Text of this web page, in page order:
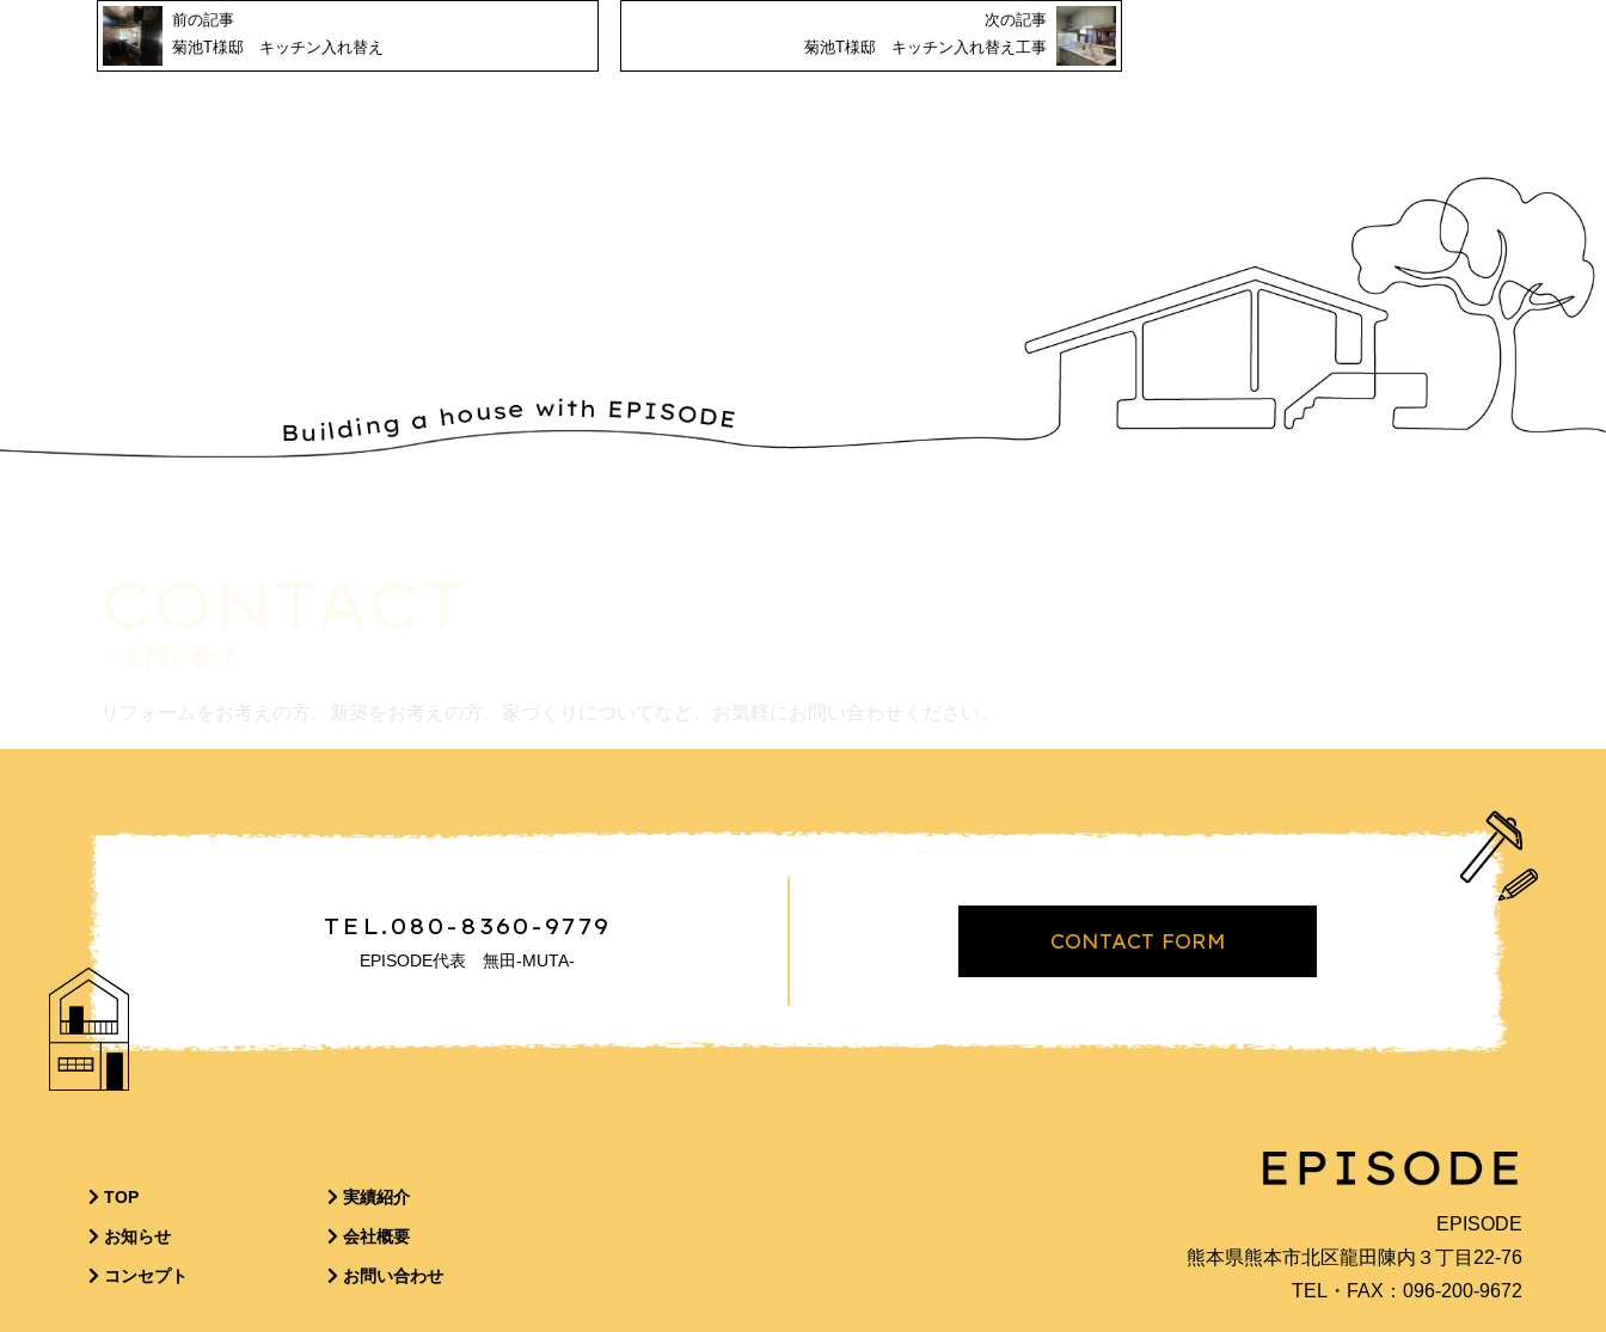
前の記事
菊池T様邸 キッチン入れ替え
次の記事
菊池T様邸 キッチン入れ替え工事
リフォームをお考えの方、新築をお考えの方、家づくりについてなど、お気軽にお問い合わせください。
TEL.080-8360-9779
EPISODE代表 無田-MUTA-
CONTACT FORM
TOP 実績紹介
お知らせ 会社概要
コンセプト お問い合わせ
EPISODE
熊本県熊本市北区龍田陳内３丁目22-76
TEL・FAX：096-200-9672